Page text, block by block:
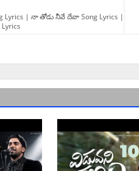
Lyrics | నా తోడు నీవే దేవా Song Lyrics |